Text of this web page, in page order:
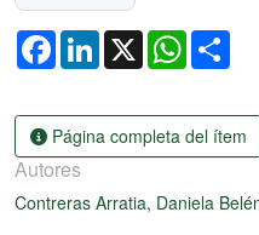
FacebookLinkedIn
X WhatsApp
Página completa del ítem
Autores
Contreras Arratia, Daniela